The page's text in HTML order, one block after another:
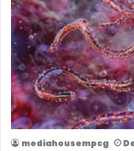
mediahousempcg